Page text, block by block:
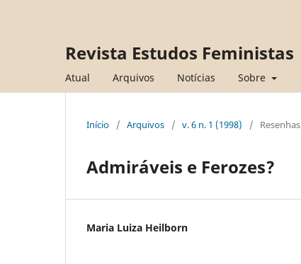
Revista Estudos Feministas
Atual Arquivos Notícias Sobre
Início / Arquivos / v. 6 n. 1 (1998) / Resenhas
Admiráveis e Ferozes?
Maria Luiza Heilborn